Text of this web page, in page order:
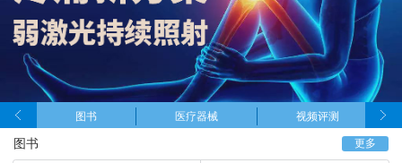
图书 医疗器械 视频评测
更多
图书